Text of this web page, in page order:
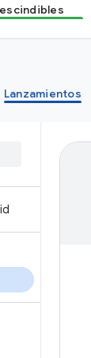
Lanzamientos